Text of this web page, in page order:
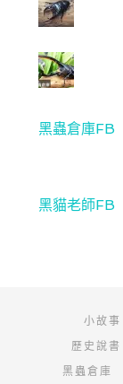
黑蟲倉庫FB
黑貓老師FB
小故事
歷史說書
黑蟲倉庫